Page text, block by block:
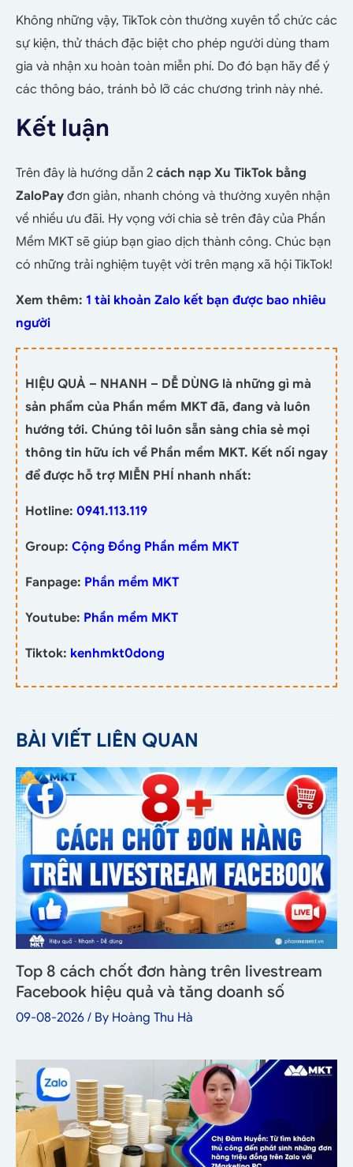
Không những vậy, TikTok còn thường xuyên tổ chức các
sự kiện, thử thách đặc biệt cho phép người dùng tham
gia và nhận xu hoàn toàn miễn phí. Do đó bạn hãy để ý
các thông báo, tránh bỏ lỡ các chương trình này nhé.
Kết luận
Trên đây là hướng dẫn 2 cách nạp Xu TikTok bằng
ZaloPay đơn giản, nhanh chóng và thường xuyên nhận
về nhiều ưu đãi. Hy vọng với chia sẻ trên đây của Phần
Mềm MKT sẽ giúp bạn giao dịch thành công. Chúc bạn
có những trải nghiệm tuyệt vời trên mạng xã hội TikTok!
Xem thêm: 1 tài khoản Zalo kết bạn được bao nhiêu
người
HIỆU QUẢ – NHANH – DỄ DÙNG là những gì mà
sản phẩm của Phần mềm MKT đã, đang và luôn
hướng tới. Chúng tôi luôn sẵn sàng chia sẻ mọi
thông tin hữu ích về Phần mềm MKT. Kết nối ngay
để được hỗ trợ MIỄN PHÍ nhanh nhất:
Hotline: 0941.113.119
Group: Cộng Đồng Phần mềm MKT
Fanpage: Phần mềm MKT
Youtube: Phần mềm MKT
Tiktok: kenhmkt0dong
BÀI VIẾT LIÊN QUAN
Top 8 cách chốt đơn hàng trên livestream
Facebook hiệu quả và tăng doanh số
09-08-2026 / By Hoàng Thu Hà